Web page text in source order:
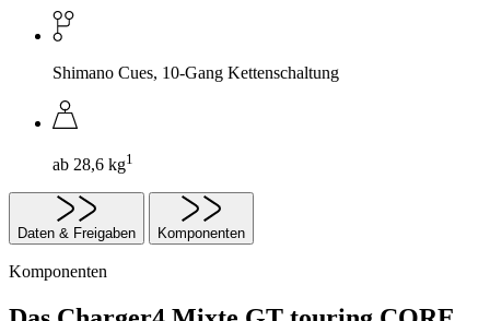
Shimano Cues, 10-Gang Kettenschaltung
ab 28,6 kg1
Daten & Freigaben Komponenten
Komponenten